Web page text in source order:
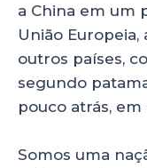
a China em um
União
outros países,
segundo
pouco atrás,
Somos uma